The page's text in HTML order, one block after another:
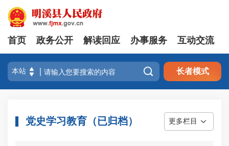
首页 政务公开 解读回应 办事服务 互动交流
 长者模式
党史学习教育（已归档） 更多栏目